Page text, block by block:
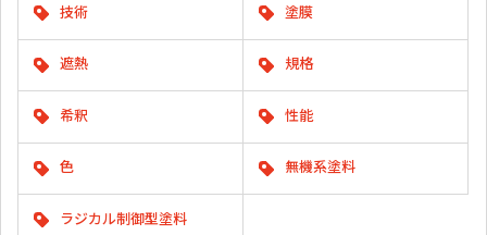
技術 塗膜
遮熱 規格
希釈 性能
色 無機系塗料
ラジカル制御型塗料